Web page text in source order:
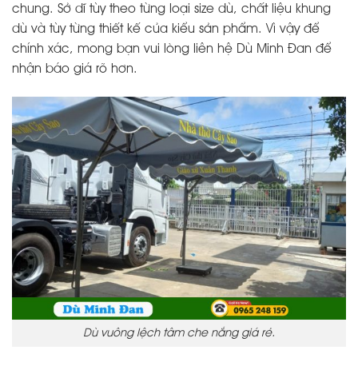
chung. Sở dĩ tùy theo từng loại size dù, chất liệu khung
dù và tùy từng thiết kế của kiểu sản phẩm. Vì vậy để
chính xác, mong bạn vui lòng liên hệ Dù Minh Đan để
nhận báo giá rõ hơn.
Dù vuông lệch tâm che nắng giá rẻ.